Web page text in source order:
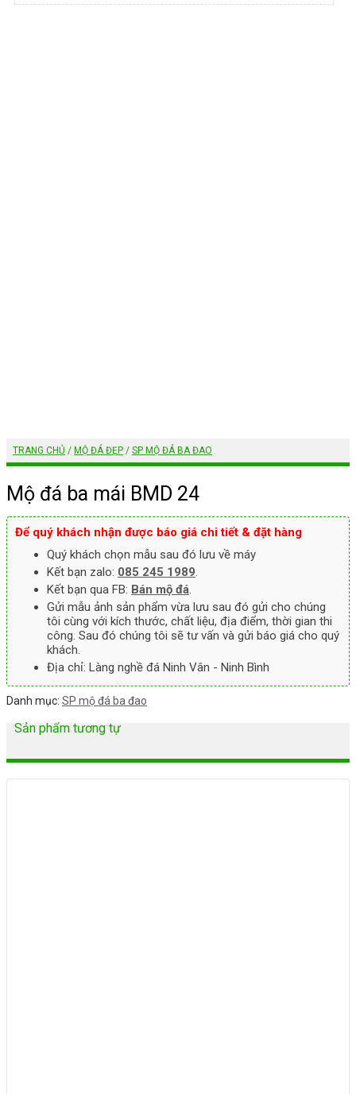
TRANG CHỦ / MỘ ĐÁ ĐẸP / SP MỘ ĐÁ BA ĐAO
Mộ đá ba mái BMD 24
Để quý khách nhận được báo giá chi tiết & đặt hàng
Quý khách chọn mẫu sau đó lưu về máy
Kết bạn zalo: 085 245 1989.
Kết bạn qua FB: Bán mộ đá.
Gửi mẫu ảnh sản phẩm vừa lưu sau đó gửi cho chúng
tôi cùng với kích thước, chất liệu, địa điểm, thời gian thi
công. Sau đó chúng tôi sẽ tư vấn và gửi báo giá cho quý
khách.
Địa chỉ: Làng nghề đá Ninh Vân - Ninh Bình
Danh mục: SP mộ đá ba đao
Sản phẩm tương tự